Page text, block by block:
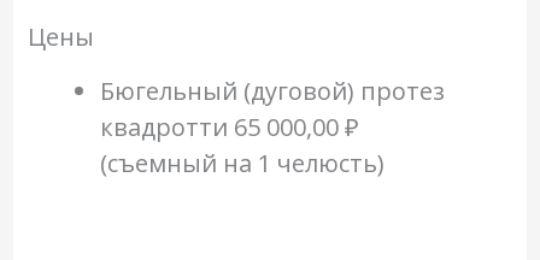
Цены
Бюгельный (дуговой) протез
квадротти 65 000,00 ₽
(съемный на 1 челюсть)